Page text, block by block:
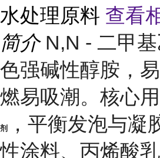
水处理原料 查看
简介 N,N - 二甲
色强碱性醇胺，
燃易吸潮。核心
剂
，平衡发泡与凝
性涂料、丙烯酸